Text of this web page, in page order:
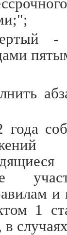
-
и
1
в